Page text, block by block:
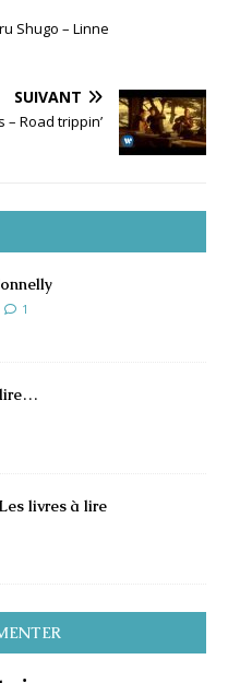
Shugo – Linne
SUIVANT
– Road trippin’
1
livres à lire